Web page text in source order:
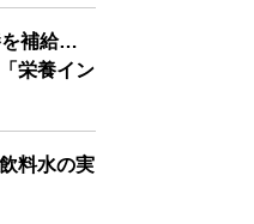
を補給…
栄養イン
料水の実